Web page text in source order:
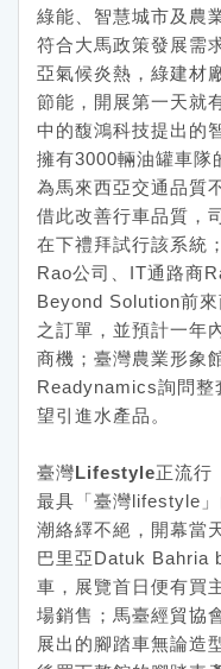
綠能、智慧城市及農
符合大馬政策發展需
亞氣候炎熱，綠建材
節能，開展第一天就
中的馥鴻科技提出的
擁有3000輛油罐車
為馬來西亞交通品質
借此改善行車品質，
在下禮拜試行該系統
Rao公司、IT通路商
Beyond Solution前
之訂單，並預計一年
商機；臺灣農業形象
Readynamics詢問整
望引進水產品。
臺灣Lifestyle正流行
最具「臺灣lifestyle
潮絡繹不絕，開幕當
巴里亞Datuk Bahria
車，展覽首日便有買
場銷售；馬臺經貿協
展出的腳踏車無論造